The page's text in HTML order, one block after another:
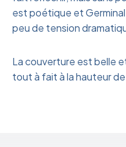
est poétique et
peu de tension
La couverture est belle
tout à fait à la hauteur